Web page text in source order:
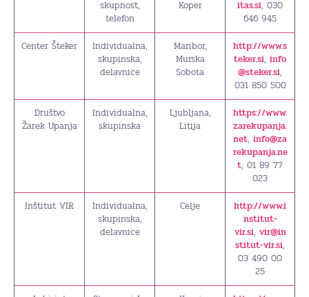
skupnost,
telefon
Koper itas.si, 030
646 945
Center Šteker
Individualna,
skupinska,
delavnice
Maribor,
Murska
Sobota
http://www.s
teker.si, info
@steker.si,
031 850 500
Društvo
Žarek Upanja
Individualna,
skupinska
Ljubljana,
Litija
https://www.
zarekupanja.
net, info@za
rekupanja.ne
t, 01 89 77
023
Inštitut VIR
Individualna,
skupinska,
delavnice
Celje
http://www.i
nstitut-
vir.si, vir@in
stitut-vir.si,
03 490 00
25